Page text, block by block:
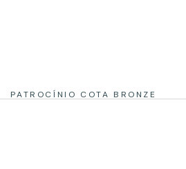
PATROCÍNIO COTA BRONZE